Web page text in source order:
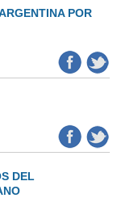
POR
DEL